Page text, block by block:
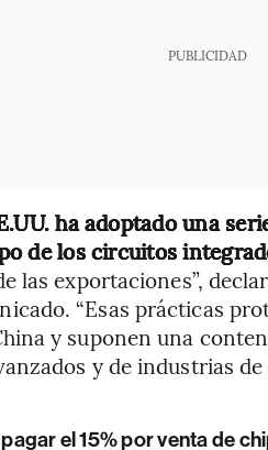
PUBLICIDAD
ha adoptado una
de los circuitos
las exportaciones”,
“Esas prácticas
y suponen una
y de industrias
el 15% por venta de